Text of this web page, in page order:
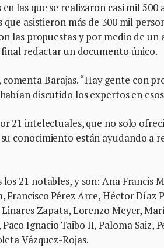
las que se realizaron casi mil
asistieron más de 300 mil
las propuestas y por medio de
redactar un documento único.
Barajas. “Hay gente con
discutido los expertos en
21 intelectuales, que no solo
conocimiento están ayudando a
21 notables, y son: Ana Francis
Pérez Arce, Héctor Díaz
Zapata, Lorenzo Meyer,
Ignacio Taibo II, Paloma Saiz,
Vázquez-Rojas.